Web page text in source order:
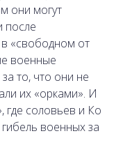
они могут
после
«свободном от
военные
то, что они не
их «орками». И
где соловьев и Ко
военных за